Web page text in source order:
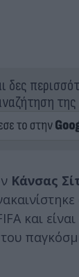
δες
της
Κάνσας
και
του